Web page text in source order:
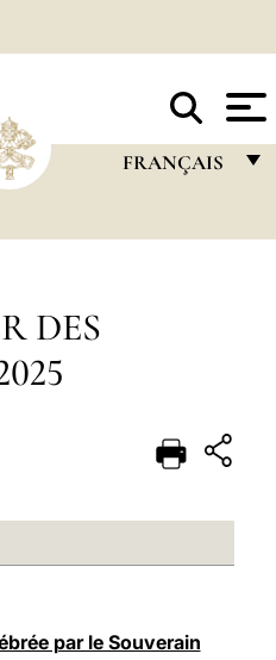
FRANÇAIS
DEUTSCH
DES
par le Souverain